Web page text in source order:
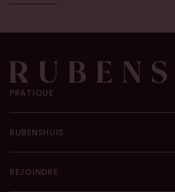
PRATIQUE
RUBENSHUIS
REJOINDRE